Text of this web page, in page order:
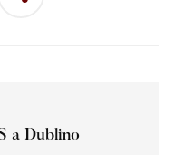
a Dublino